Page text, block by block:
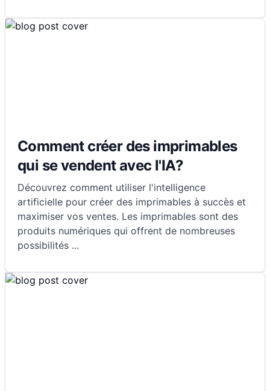
Comment créer des imprimables
qui se vendent avec l'IA?
Découvrez comment utiliser l'intelligence
artificielle pour créer des imprimables à succès et
maximiser vos ventes. Les imprimables sont des
produits numériques qui offrent de nombreuses
possibilités ...